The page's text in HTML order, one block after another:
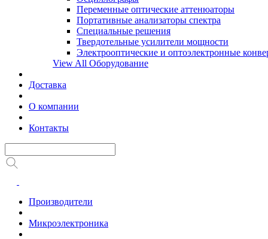
Переменные оптические аттенюаторы
Портативные анализаторы спектра
Специальные решения
Твердотельные усилители мощности
Электрооптические и оптоэлектронные
View All Оборудование
Доставка
О компании
Контакты
Производители
Микроэлектроника